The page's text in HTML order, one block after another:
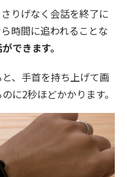
りげなく会話を終了に
時間に追われることな
できます。
、手首を持ち上げて画
に2秒ほどかかります。